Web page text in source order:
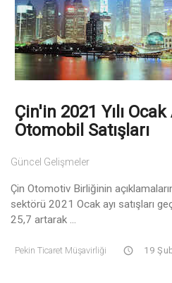
Çin'in 2021 Yılı
Otomobil Satışları
Güncel Gelişmeler
Çin Otomotiv Birliğinin
sektörü 2021 Ocak ayı satışları
25,7 artarak ...
Pekin Ticaret Müşavirliği 19